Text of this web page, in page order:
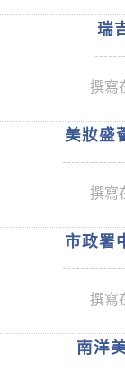
瑞
撰寫
美妝盛
撰寫
市政署
撰寫
南洋